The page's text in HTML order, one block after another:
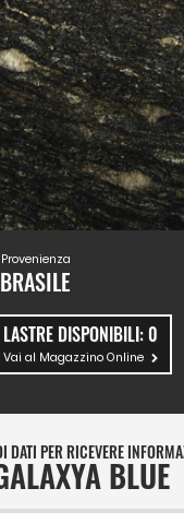
Provenienza
BRASILE
LASTRE DISPONIBILI:0
Vai al Magazzino Online
DATI PER RICEVERE
BLUE